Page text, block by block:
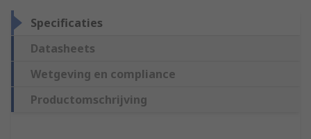
Specificaties
Datasheets
Wetgeving en compliance
Productomschrijving